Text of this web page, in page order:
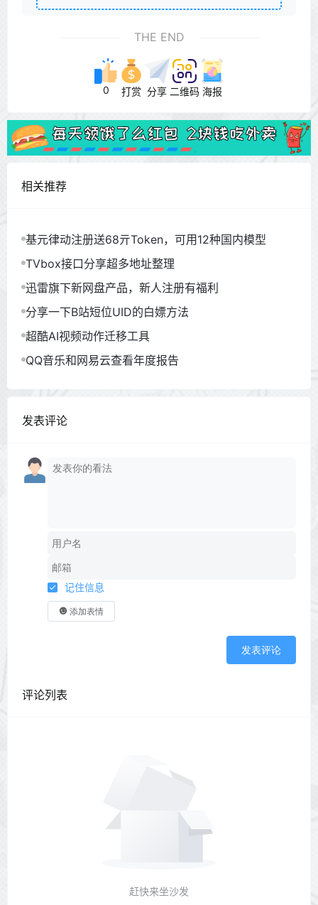
THE END
0 打赏 分享 二维码 海报
相关推荐
基元律动注册送68亓Token，可用12种国内模型
TVbox接口分享超多地址整理
迅雷旗下新网盘产品，新人注册有福利
分享一下B站短位UID的白嫖方法
超酷AI视频动作迁移工具
QQ音乐和网易云查看年度报告
发表评论
记住信息
添加表情
发表评论
评论列表
赶快来坐沙发